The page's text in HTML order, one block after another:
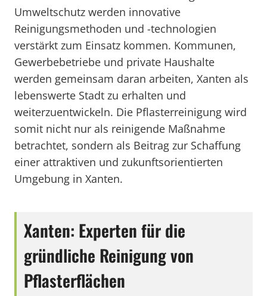
Umweltschutz werden innovative
Reinigungsmethoden und -technologien
verstärkt zum Einsatz kommen. Kommunen,
Gewerbebetriebe und private Haushalte
werden gemeinsam daran arbeiten, Xanten als
lebenswerte Stadt zu erhalten und
weiterzuentwickeln. Die Pflasterreinigung wird
somit nicht nur als reinigende Maßnahme
betrachtet, sondern als Beitrag zur Schaffung
einer attraktiven und zukunftsorientierten
Umgebung in Xanten.
Xanten: Experten für die
gründliche Reinigung von
Pflasterflächen